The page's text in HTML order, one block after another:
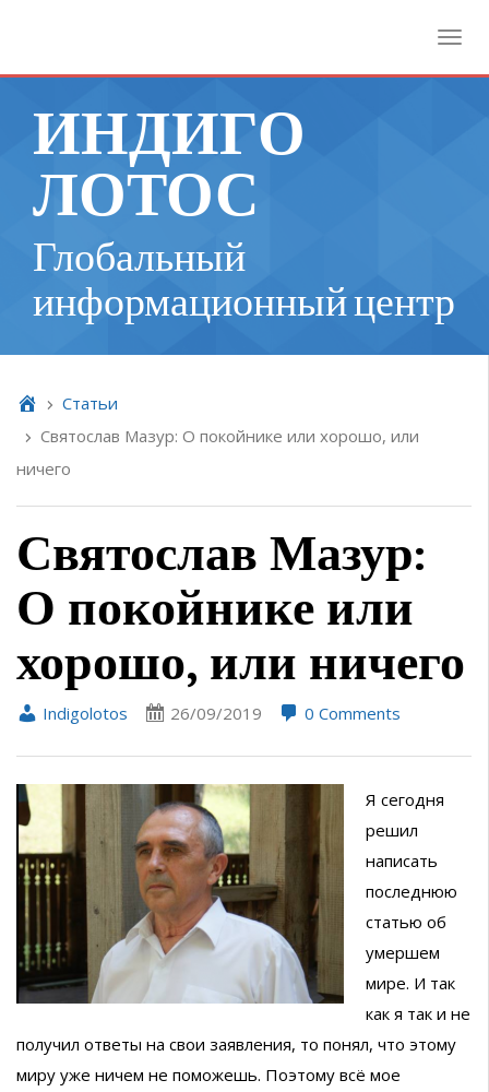
ИНДИГО
ЛОТОС
Глобальный
информационный центр
Cтатьи
Святослав Мазур: О покойнике или хорошо, или
ничего
Святослав Мазур:
О покойнике или
хорошо, или ничего
Indigolotos 26/09/2019 0 Comments
Я сегодня
решил
написать
последнюю
статью об
умершем
мире. И так
как я так и не
получил ответы на свои заявления, то понял, что этому
миру уже ничем не поможешь. Поэтому всё мое